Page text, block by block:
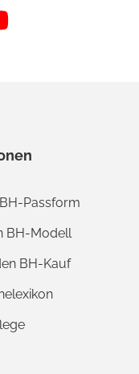
Passform
BH-Modell
BH-Kauf